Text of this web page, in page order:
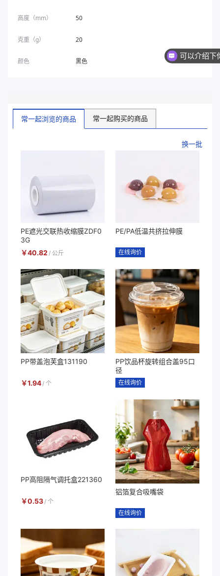
高度（mm） 50
克重（g） 20
颜色 黑色
常一起浏览的商品 常一起购买的商品
换一批
PE遮光交联热收缩膜ZDF0
3G
￥40.82 / 公斤
PE/PA低温共挤拉伸膜
在线询价
PP带盖泡芙盒131190
￥1.94 / 个
PP饮品杯旋转组合盖95口
径
在线询价
PP高阻隔气调托盒221360
￥0.53/ 个
铝箔复合吸嘴袋
在线询价